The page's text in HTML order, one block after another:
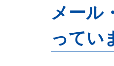
メール
ってい